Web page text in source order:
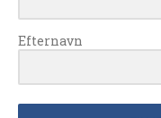
Efternavn